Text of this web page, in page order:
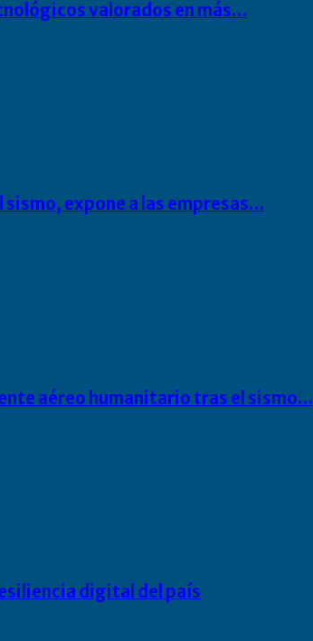
valorados en más…
expone a las empresas…
aéreo humanitario tras el sismo…
digital del país